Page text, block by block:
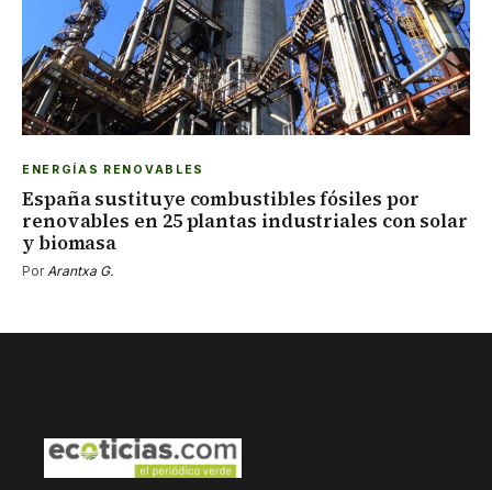
ENERGÍAS RENOVABLES
España sustituye combustibles fósiles por
renovables en 25 plantas industriales con solar
y biomasa
Por Arantxa G.